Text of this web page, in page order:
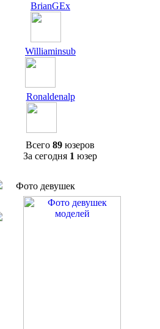
BrianGEx
Williaminsub
Ronaldenalp
Всего 89 юзеров
За сегодня 1 юзер
Фото девушек